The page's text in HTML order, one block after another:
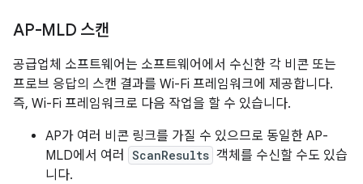
AP-MLD 스캔
공급업체 소프트웨어는 소프트웨어에서 수신한 각 비콘 또는
프로브 응답의 스캔 결과를 Wi-Fi 프레임워크에 제공합니다.
즉, Wi-Fi 프레임워크로 다음 작업을 할 수 있습니다.
AP가 여러 비콘 링크를 가질 수 있으므로 동일한 AP-
MLD에서 여러
ScanResults 객체를 수신할 수도 있습
니다.